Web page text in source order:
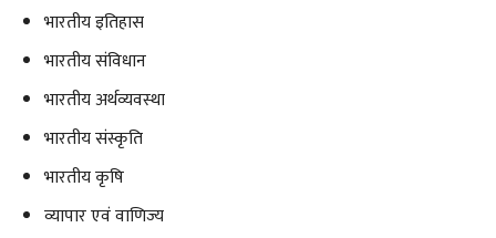
भारतीय इतिहास
भारतीय संविधान
भारतीय अर्थव्यवस्था
भारतीय संस्कृति
भारतीय कृषि
व्यापार एवं वाणिज्य